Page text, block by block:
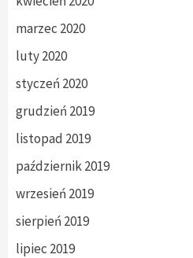
marzec 2020
luty 2020
styczeń 2020
grudzień 2019
listopad 2019
październik 2019
wrzesień 2019
sierpień 2019
lipiec 2019